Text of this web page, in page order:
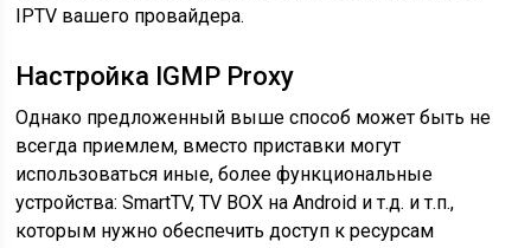
IPTV вашего провайдера.
Настройка IGMP Proxy
Однако предложенный выше способ может быть не
всегда приемлем, вместо приставки могут
использоваться иные, более функциональные
устройства: SmartTV, TV BOX на Android и т.д. и т.п.,
которым нужно обеспечить доступ к ресурсам